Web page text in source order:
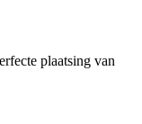
plaatsing van